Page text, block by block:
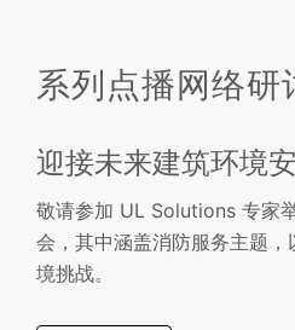
系列点播网络研
迎接未来建筑环境
敬请参加 UL Solutions 专家
会，其中涵盖消防服务主题
境挑战。